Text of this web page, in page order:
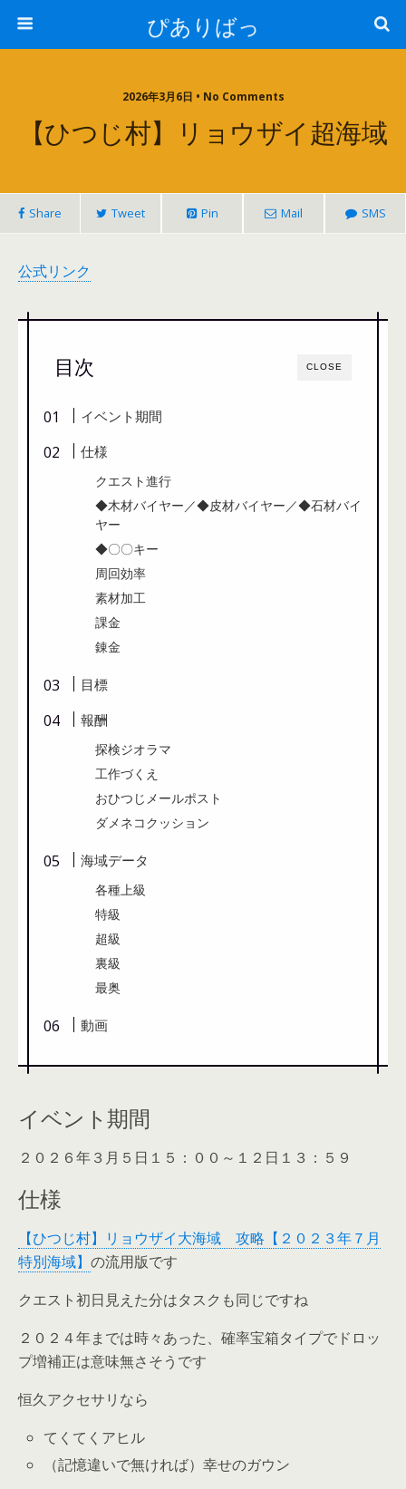
ぴありばっ
2026年3月6日 • No Comments
【ひつじ村】リョウザイ超海域
Share Tweet Pin Mail SMS
公式リンク
CLOSE
目次
イベント期間
仕様
クエスト進行
◆木材バイヤー／◆皮材バイヤー／◆石材バイ
ヤー
◆〇〇キー
周回効率
素材加工
課金
錬金
目標
報酬
探検ジオラマ
工作づくえ
おひつじメールポスト
ダメネコクッション
海域データ
各種上級
特級
超級
裏級
最奥
動画
イベント期間
２０２６年３月５日１５：００～１２日１３：５９
仕様
【ひつじ村】リョウザイ大海域 攻略【２０２３年７月
特別海域】 の流用版です
クエスト初日見えた分はタスクも同じですね
２０２４年までは時々あった、確率宝箱タイプでドロッ
プ増補正は意味無さそうです
恒久アクセサリなら
てくてくアヒル
（記憶違いで無ければ）幸せのガウン